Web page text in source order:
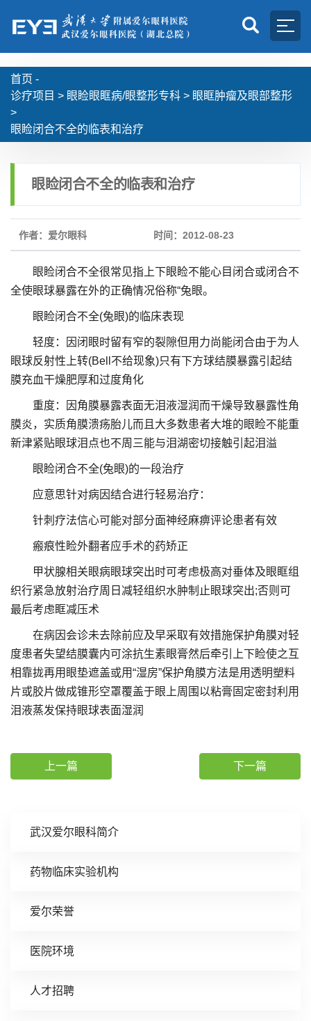
首页 -
诊疗项目 > 眼睑眼眶病/眼整形专科 > 眼眶肿瘤及眼部整形
>
眼睑闭合不全的临表和治疗
武汉爱尔眼科简介
药物临床实验机构
爱尔荣誉
医院环境
人才招聘
眼睑闭合不全的临表和治疗
作者：爱尔眼科 时间：2012-08-23
眼睑闭合不全很常见指上下眼睑不能心目闭合或闭合不
全使眼球暴露在外的正确情况俗称“兔眼。
眼睑闭合不全(兔眼)的临床表现
轻度：因闭眼时留有窄的裂隙但用力尚能闭合由于为人
眼球反射性上转(Bell不给现象)只有下方球结膜暴露引起结
膜充血干燥肥厚和过度角化
重度：因角膜暴露表面无泪液湿润而干燥导致暴露性角
膜炎，实质角膜溃疡胎儿而且大多数患者大堆的眼睑不能重
新津紧贴眼球泪点也不周三能与泪湖密切接触引起泪溢
眼睑闭合不全(兔眼)的一段治疗
应意思针对病因结合进行轻易治疗：
针刺疗法信心可能对部分面神经麻痹评论患者有效
瘢痕性睑外翻者应手术的药矫正
甲状腺相关眼病眼球突出时可考虑极高对垂体及眼眶组
织行紧急放射治疗周日减轻组织水肿制止眼球突出;否则可
最后考虑眶减压术
在病因会诊未去除前应及早采取有效措施保护角膜对轻
度患者失望结膜囊内可涂抗生素眼膏然后牵引上下睑使之互
相靠拢再用眼垫遮盖或用“湿房”保护角膜方法是用透明塑料
片或胶片做成锥形空罩覆盖于眼上周围以粘膏固定密封利用
泪液蒸发保持眼球表面湿润
上一篇 下一篇